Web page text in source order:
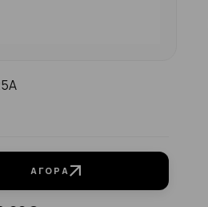
ΑΓΟΡΆ